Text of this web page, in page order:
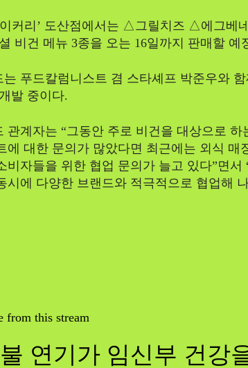
이커리’ 도산점에서는 △그릴치즈 △에그베
비건 메뉴 3종을 오는 16일까지 판매할 예
는 푸드칼럼니스트 겸 스타셰프 박준우와
발 중이다.
관계자는 “그동안 주로 비건을 대상으로 하
에 대한 문의가 많았다면 최근에는 외식 매
비자들을 위한 협업 문의가 늘고 있다”면서
시에 다양한 브랜드와 적극적으로 협업해
from this stream
연기가 임신부 건강